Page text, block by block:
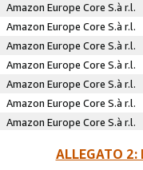
Amazon Europe Core S.à r.l.
Amazon Europe Core S.à r.l.
Amazon Europe Core S.à r.l.
Amazon Europe Core S.à r.l.
Amazon Europe Core S.à r.l.
Amazon Europe Core S.à r.l.
Amazon Europe Core S.à r.l.
ALLEGATO 2: